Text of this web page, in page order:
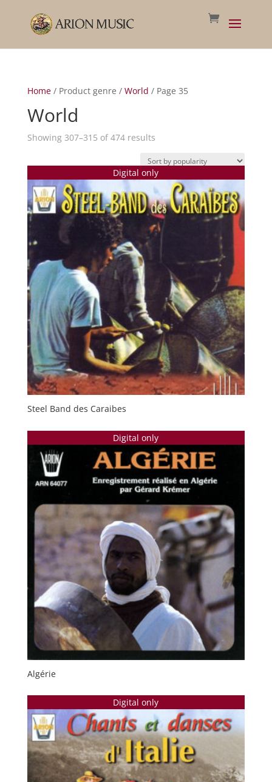
Home/ Product genre / World / Page 35
World
Showing 307–315 of 474 resultsSorted
popularity
Digital only
Steel Band des Caraibes
Digital only
Algérie
Digital only